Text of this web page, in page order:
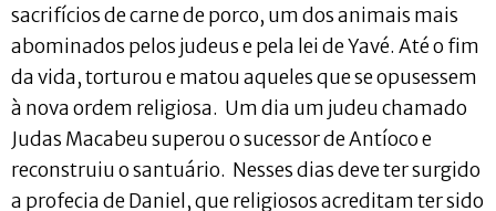
sacrifícios de carne de porco, um dos animais mais
abominados pelos judeus e pela lei de Yavé. Até o fim
da vida, torturou e matou aqueles que se opusessem
à nova ordem religiosa. Um dia um judeu chamado
Judas Macabeu superou o sucessor de Antíoco e
reconstruiu o santuário. Nesses dias deve ter surgido
a profecia de Daniel, que religiosos acreditam ter sido